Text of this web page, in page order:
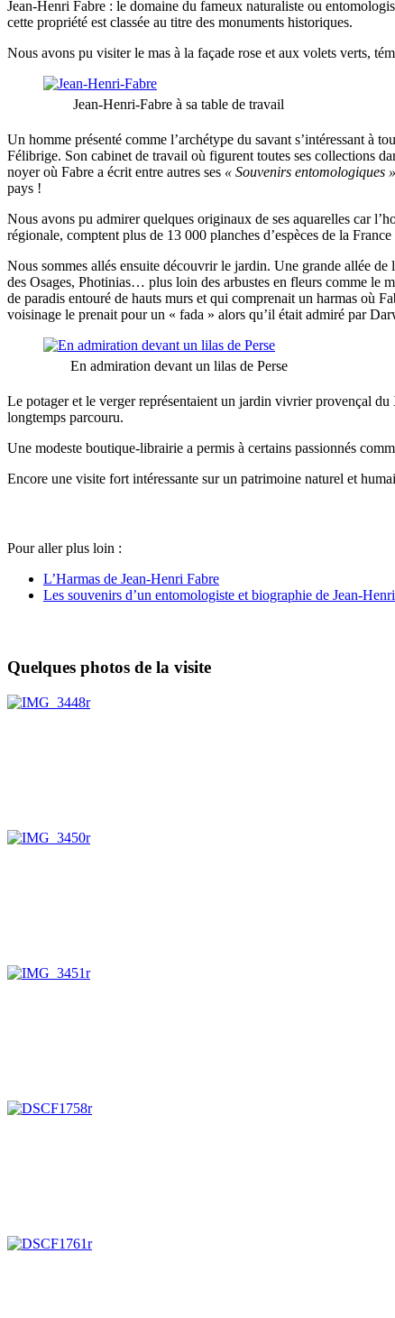
Jean-Henri Fabre : le domaine du fameux naturaliste ou
cette propriété est classée au titre des monuments historiques.
Nous avons pu visiter le mas à la façade rose et aux volets verts,
Jean-Henri-Fabre à sa table de travail
Un homme présenté comme l’archétype du savant s’intéressant à
Félibrige. Son cabinet de travail où figurent toutes ses collections
noyer où Fabre a écrit entre autres ses « Souvenirs entomologiques »
pays !
Nous avons pu admirer quelques originaux de ses aquarelles car
régionale, comptent plus de 13 000 planches d’espèces de la
Nous sommes allés ensuite découvrir le jardin. Une grande allée
des Osages, Photinias… plus loin des arbustes en fleurs comme le
de paradis entouré de hauts murs et qui comprenait un harmas où
voisinage le prenait pour un « fada » alors qu’il était admiré par
En admiration devant un lilas de Perse
Le potager et le verger représentaient un jardin vivrier provençal
longtemps parcouru.
Une modeste boutique-librairie a permis à certains passionnés
Encore une visite fort intéressante sur un patrimoine naturel et
Pour aller plus loin :
L’Harmas de Jean-Henri Fabre
Les souvenirs d’un entomologiste et biographie de Jean-
Quelques photos de la visite